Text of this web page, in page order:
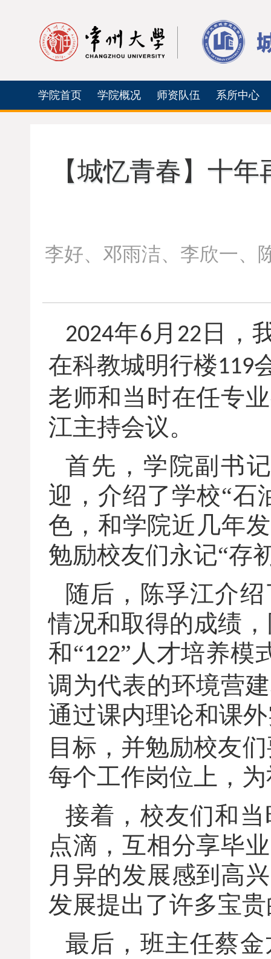
学院首页 学院概况 师资队伍 系所中心
【城忆青春】十
李好、邓雨洁、李欣一、
2024年6 月 22 日，
在科教城明行楼119
老师和当时在任专
江主持会议。
首先，学院副书
迎，介绍了学校“石
色，和学院近几年
勉励校友们永记“存
随后，陈孚江介
情况和取得的成绩
和“122”人才培养模
调为代表的环境营
通过课内理论和课外
目标，并勉励校友
每个工作岗位上，
接着，校友们和
点滴，互相分享毕
月异的发展感到高
发展提出了许多宝
最后，班主任蔡